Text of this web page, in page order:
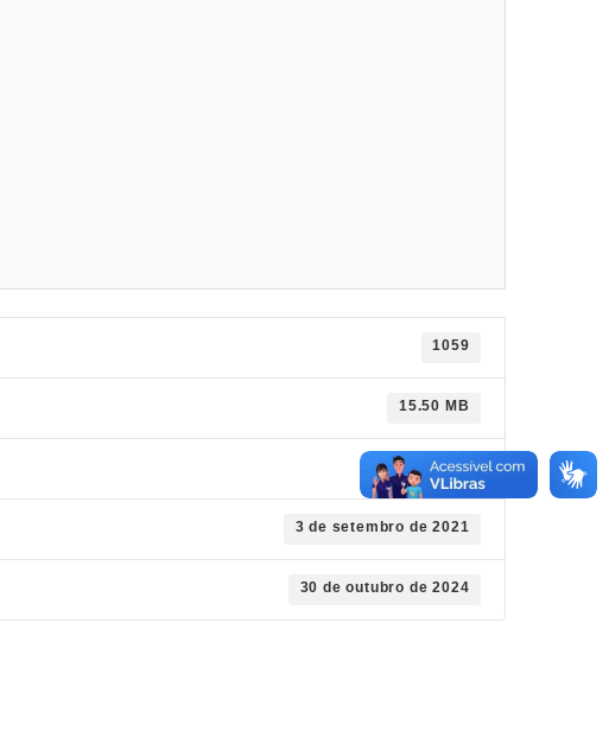
1059
15.50 MB
1
3 de setembro de 2021
30 de outubro de 2024